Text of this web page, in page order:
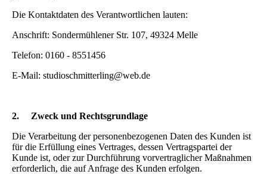
Die Kontaktdaten des Verantwortlichen lauten:
Anschrift: Sondermühlener Str. 107, 49324 Melle
Telefon: 0160 - 8551456
E-Mail: studioschmitterling@web.de
2. Zweck und Rechtsgrundlage
Die Verarbeitung der personenbezogenen Daten des Kunden ist
für die Erfüllung eines Vertrages, dessen Vertragspartei der
Kunde ist, oder zur Durchführung vorvertraglicher Maßnahmen
erforderlich, die auf Anfrage des Kunden erfolgen.